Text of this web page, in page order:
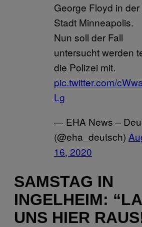
George Floyd in der
Stadt Minneapolis.
Nun soll der Fall
untersucht werden
die Polizei mit.
pic.twitter.com/
Lg
— EHA News –
(@eha_deutsch)
16, 2020
SAMSTAG IN
INGELHEIM:
UNS HIER